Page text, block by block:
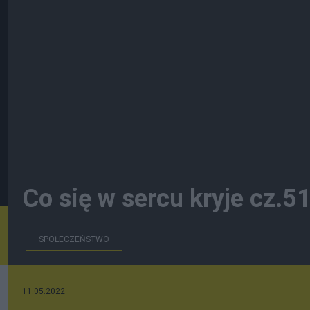
Co się w sercu kryje cz.51
SPOŁECZEŃSTWO
11.05.2022